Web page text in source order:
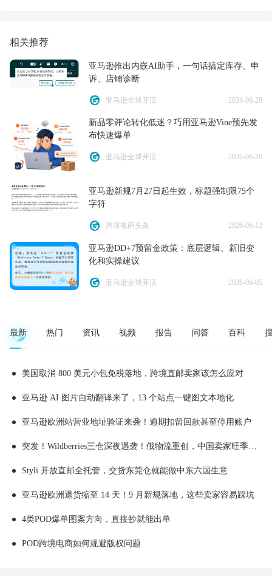
相关推荐
亚马逊推出内嵌AI助手，一句话搞定库存、申
诉、店铺诊断
亚马逊全球开店 2026-06-29
新品零评论转化低迷？巧用亚马逊Vine预先发
布快速爆单
亚马逊全球开店 2026-06-26
亚马逊新规7月27日起生效，标题强制限75个
字符
跨境电商头条 2026-06-12
亚马逊DD+7预留金政策：底层逻辑、新旧变
化和实操建议
亚马逊全球开店 2026-06-05
最新 热门 资讯 视频 报告 问答 百科
美国取消 800 美元小包免税落地，跨境直邮卖家该怎么应对
亚马逊 AI 图片自动翻译来了，13 个站点一键图文本地化
亚马逊欧洲站营业地址验证来袭！逾期扣留回款甚至停用账户
突发！Wildberries三仓深夜遇袭！俄物流重创，中国卖家旺季备货踩雷
Styli 开放直邮全托管，交货东莞仓就能做中东六国生意
亚马逊欧洲退货缩至 14 天！9 月新规落地，这些卖家容易踩坑
4类POD爆单图案方向，直接抄就能出单
POD跨境电商如何规避版权问题